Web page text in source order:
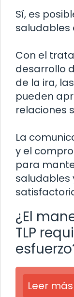
Sí, es
saludables
Con el
desarrollo
de la ira,
pueden
relaciones
La
y el
para
saludables
¿El
TLP
Leer más